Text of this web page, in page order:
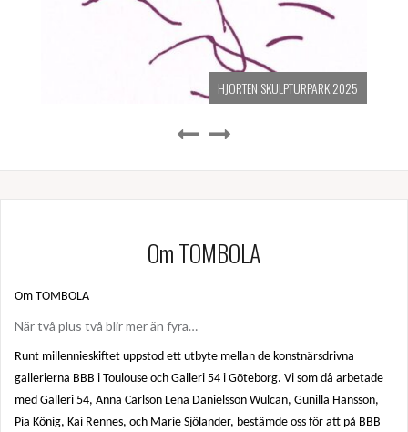
HJORTEN SKULPTURPARK 2025
Om TOMBOLA
Om TOMBOLA
När två plus två blir mer än fyra…
Runt millennieskiftet uppstod ett utbyte mellan de konstnärsdrivna
gallerierna BBB i Toulouse och Galleri 54 i Göteborg. Vi som då arbetade
med Galleri 54, Anna Carlson Lena Danielsson Wulcan, Gunilla Hansson,
Pia König, Kai Rennes, och Marie Sjölander, bestämde oss för att på BBB